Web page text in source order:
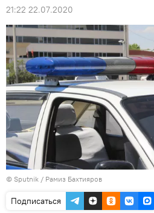
21:22 22.07.2020
© Sputnik / Рамиз Бахтияров
Подписаться